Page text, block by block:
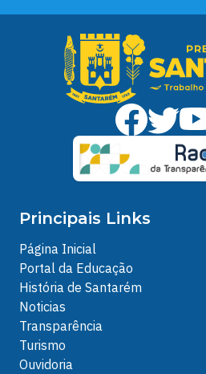
Principais Links
Página Inicial
Portal da Educação
História de Santarém
Noticias
Transparência
Turismo
Ouvidoria